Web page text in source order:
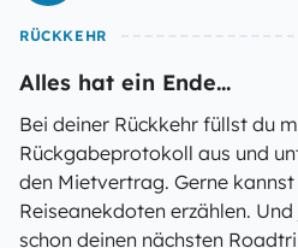
RÜCKKEHR
Alles hat ein Ende...
Bei deiner Rückkehr füllst du
Rückgabeprotokoll aus und
den Mietvertrag. Gerne
Reiseanekdoten erzählen.
schon deinen nächsten